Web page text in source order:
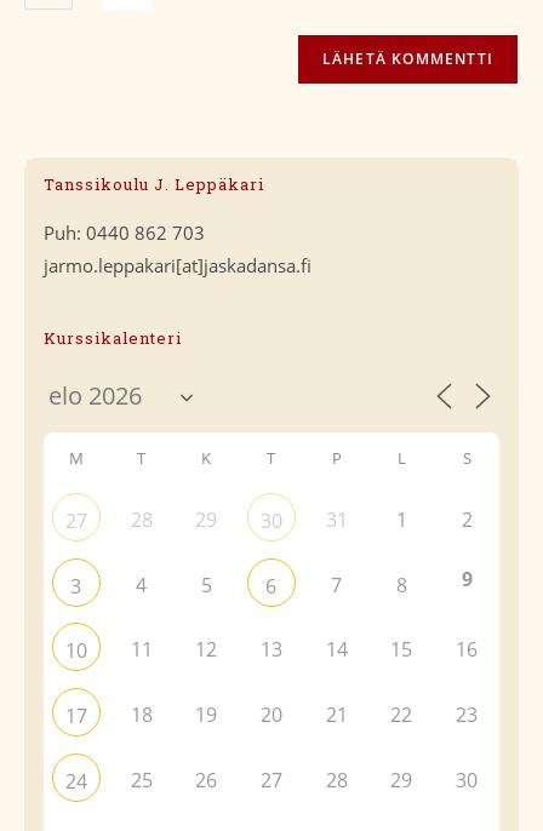
Tanssikoulu J. Leppäkari
Puh: 0440 862 703
jarmo.leppakari[at]jaskadansa.fi
Kurssikalenteri
M T K T P L S
27 28 29 30 31 1 2
3 4 5 6 7 8 9
10 11 12 13 14 15 16
17 18 19 20 21 22 23
24 25 26 27 28 29 30